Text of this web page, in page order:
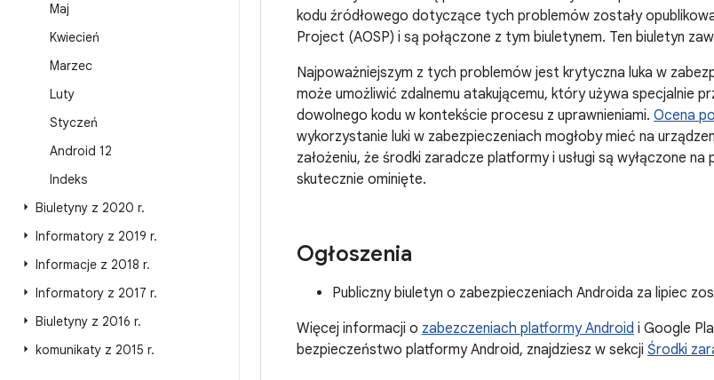
Maj
Kwiecień
Marzec
Luty
Styczeń
Android 12
Indeks
Biuletyny z 2020 r.
Informatory z 2019 r.
Informacje z 2018 r.
Informatory z 2017 r.
Biuletyny z 2016 r.
komunikaty z 2015 r.
kodu źródłowego dotyczące tych problemów zostały
Project (AOSP) i są połączone z tym biuletynem. Ten biuletyn
Najpoważniejszym z tych problemów jest krytyczna luka w
może umożliwić zdalnemu atakującemu, który używa specjalnie
dowolnego kodu w kontekście procesu z uprawnieniami. Ocena
wykorzystanie luki w zabezpieczeniach mogłoby mieć na
założeniu, że środki zaradcze platformy i usługi są wyłączone
skutecznie ominięte.
Ogłoszenia
Publiczny biuletyn o zabezpieczeniach Androida za lipiec
Więcej informacji o zabezczeniach platformy Android i Google
bezpieczeństwo platformy Android, znajdziesz w sekcji Środki